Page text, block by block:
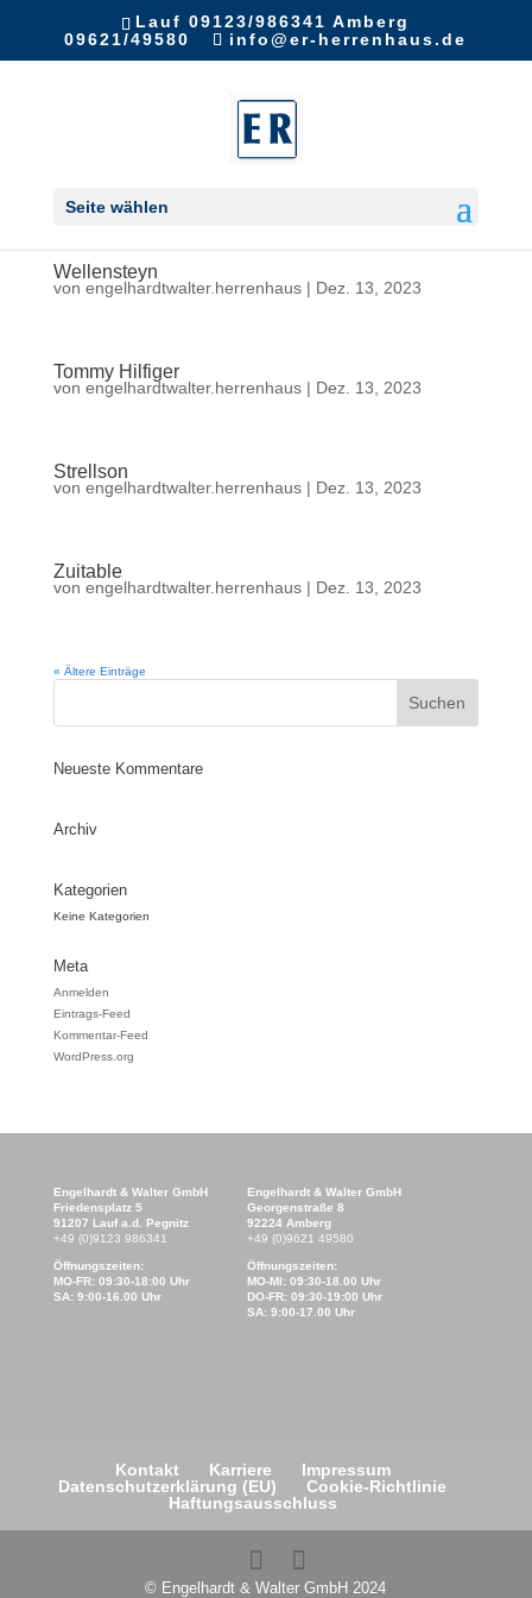
Lauf 09123/986341 Amberg
09621/49580
info@er-herrenhaus.de
Seite wählen
Wellensteyn
von engelhardtwalter.herrenhaus| Dez. 13, 2023
Tommy Hilfiger
von engelhardtwalter.herrenhaus| Dez. 13, 2023
Strellson
von engelhardtwalter.herrenhaus| Dez. 13, 2023
Zuitable
von engelhardtwalter.herrenhaus| Dez. 13, 2023
« Ältere Einträge
Neueste Kommentare
Archiv
Kategorien
Keine Kategorien
Meta
Anmelden
Eintrags-Feed
Kommentar-Feed
WordPress.org
Engelhardt & Walter GmbH
Friedensplatz 5
91207 Lauf a.d. Pegnitz
+49 (0)9123 986341
Öffnungszeiten:
MO-FR: 09:30-18:00 Uhr
SA: 9:00-16.00 Uhr
Engelhardt & Walter GmbH
Georgenstraße 8
92224 Amberg
+49 (0)9621 49580
Öffnungszeiten:
MO-MI: 09:30-18.00 Uhr
DO-FR: 09:30-19:00 Uhr
SA: 9:00-17.00 Uhr
Kontakt Karriere
Impressum
Datenschutzerklärung (EU)
Cookie-Richtlinie
Haftungsausschluss
© Engelhardt & Walter GmbH 2024